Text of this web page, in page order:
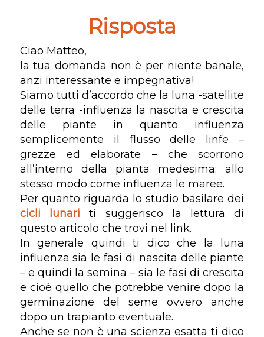
Risposta
Ciao Matteo,
la tua domanda non è per niente banale,
anzi interessante e impegnativa!
Siamo tutti d’accordo che la luna -satellite
delle terra -influenza la nascita e crescita
delle piante in quanto influenza
semplicemente il flusso delle linfe –
grezze ed elaborate – che scorrono
all’interno della pianta medesima; allo
stesso modo come influenza le maree.
Per quanto riguarda lo studio basilare dei
cicli lunari ti suggerisco la lettura di
questo articolo che trovi nel link.
In generale quindi ti dico che la luna
influenza sia le fasi di nascita delle piante
– e quindi la semina – sia le fasi di crescita
e cioè quello che potrebbe venire dopo la
germinazione del seme ovvero anche
dopo un trapianto eventuale.
Anche se non è una scienza esatta ti dico